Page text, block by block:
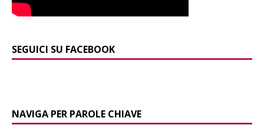
SEGUICI SU FACEBOOK
NAVIGA PER PAROLE CHIAVE